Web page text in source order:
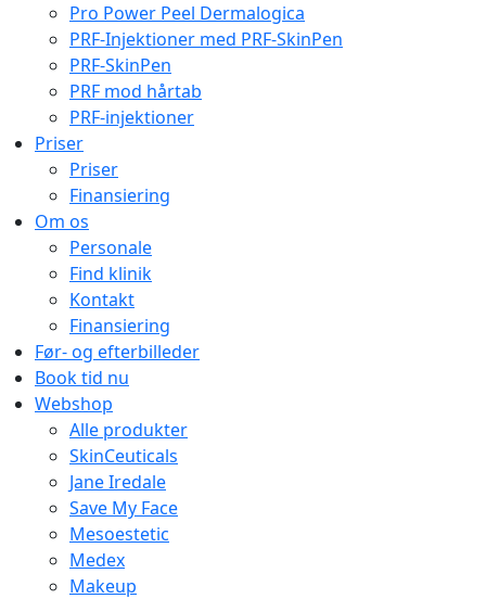
Pro Power Peel Dermalogica
PRF-Injektioner med PRF-SkinPen
PRF-SkinPen
PRF mod hårtab
PRF-injektioner
Priser
Priser
Finansiering
Om os
Personale
Find klinik
Kontakt
Finansiering
Før- og efterbilleder
Book tid nu
Webshop
Alle produkter
SkinCeuticals
Jane Iredale
Save My Face
Mesoestetic
Medex
Makeup